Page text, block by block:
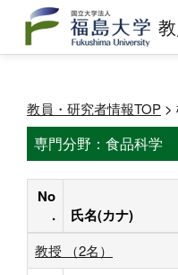
教員・研究者情報TOP >
専門分野：食品科学
No
.
氏名(カナ)
教授 （2名）